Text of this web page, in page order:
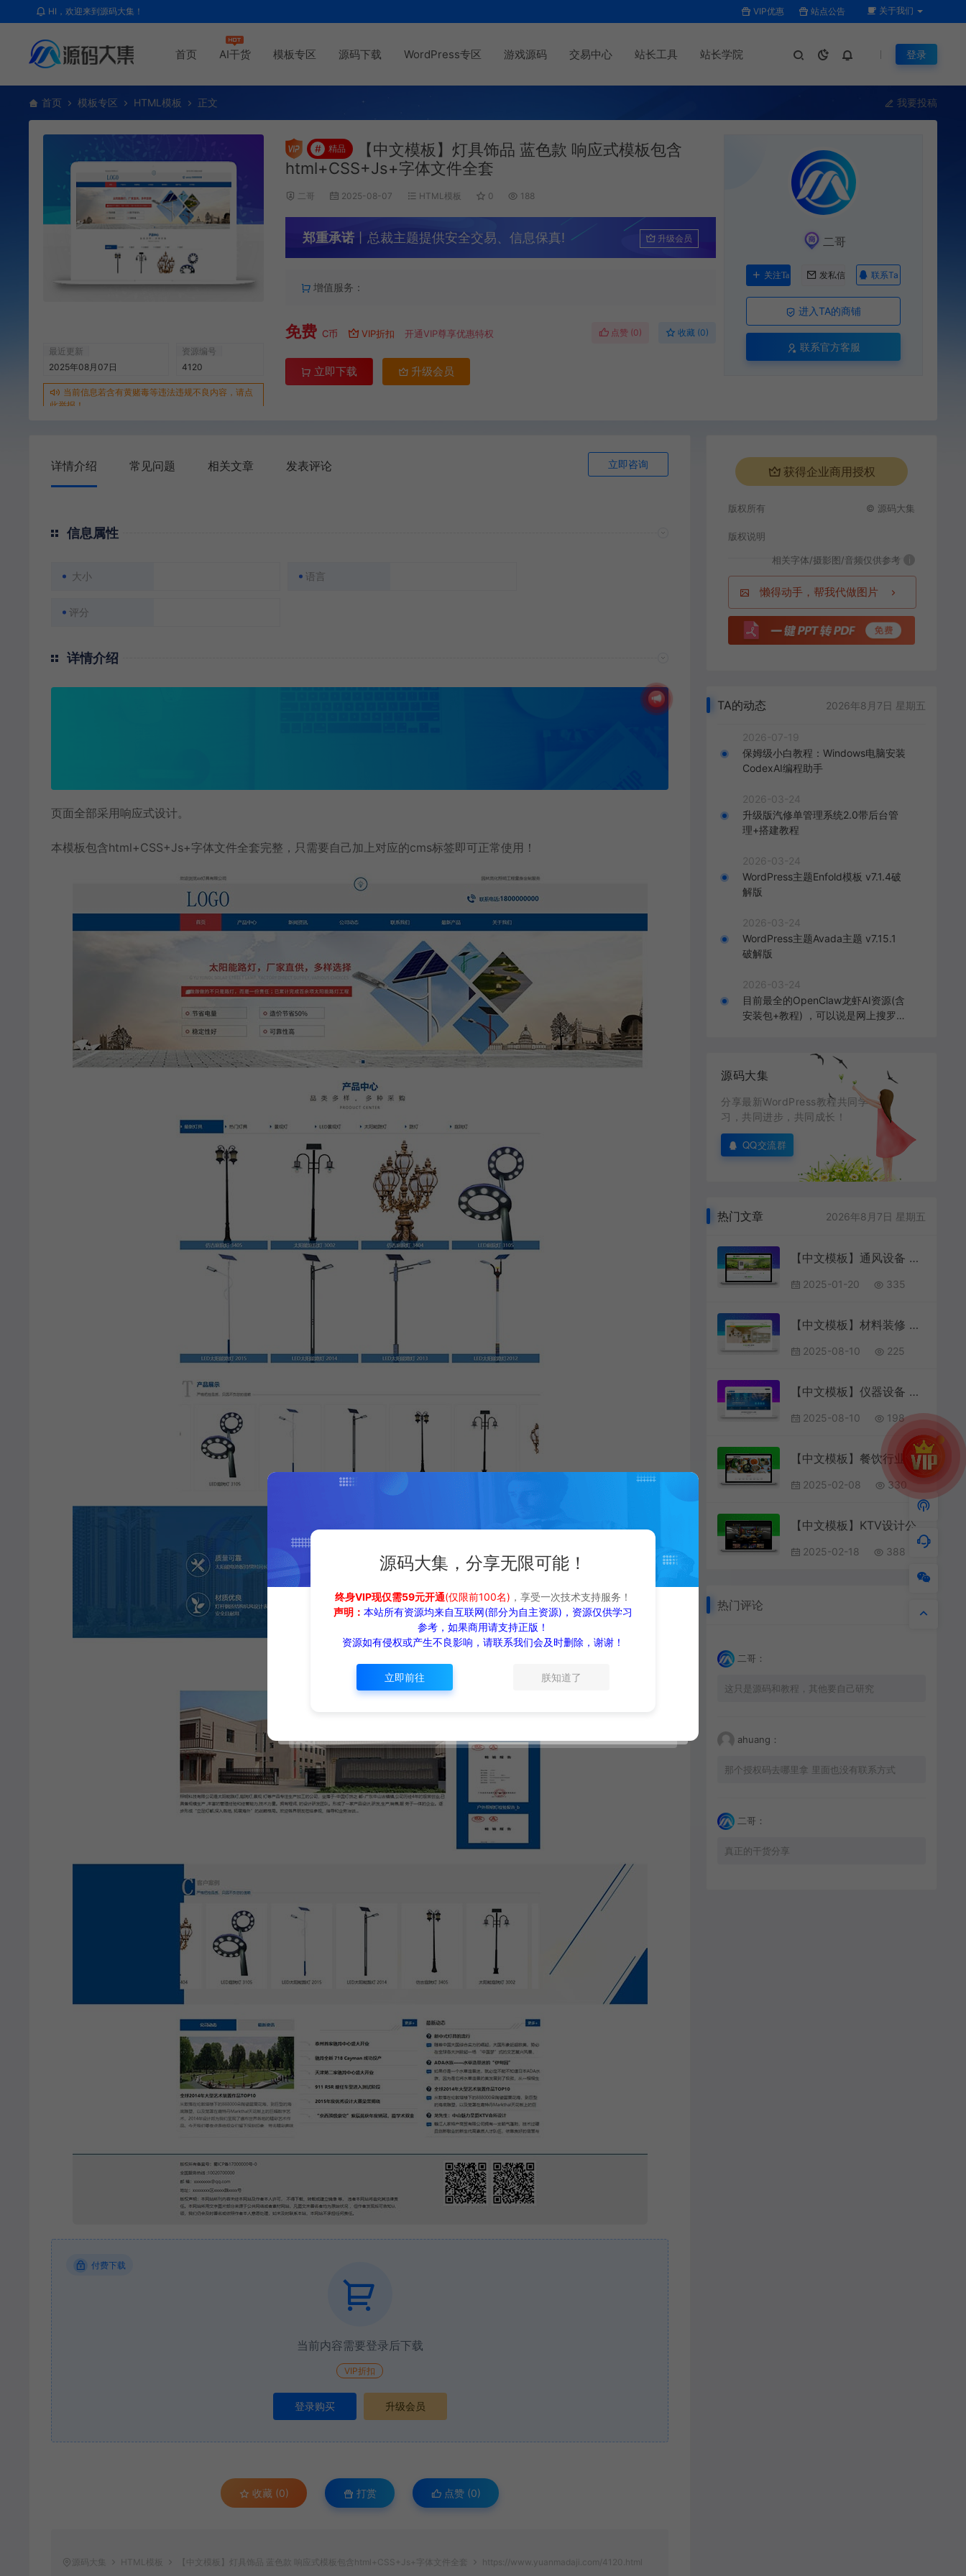
HI，欢迎来到源码大集！ VIP优惠 站点公告 关于我们
首页 AI干货 模板专区 源码下载 WordPress专区 游戏源码 交易中心 站长工具 站长学院 登录
首页 模板专区 HTML模板 正文 我要投稿
最近更新
2025年08月07日
资源编号
4120
当前信息若含有黄赌毒等违法违规不良内容，请点
此举报！
# 精品
【中文模板】灯具饰品 蓝色款 响应式模板包含
html+CSS+Js+字体文件全套
二哥 2025-08-07 HTML模板 0 188
郑重承诺 丨总裁主题提供安全交易、信息保真! 升级会员
增值服务：
免费 C币 VIP折扣 开通VIP尊享优惠特权 点赞 (0) 收藏 (0)
立即下载 升级会员
二哥
关注Ta 发私信 联系Ta
进入TA的商铺
联系官方客服
详情介绍 常见问题 相关文章 发表评论 立即咨询
信息属性
大小 语言
评分
详情介绍
页面全部采用响应式设计。
本模板包含html+CSS+Js+字体文件全套完整，只需要自己加上对应的cms标签即可正常使用！
付费下载
当前内容需要登录后下载
VIP折扣
登录购买 升级会员
收藏 (0) 打赏 点赞 (0)
源码大集 HTML模板 【中文模板】灯具饰品 蓝色款 响应式模板包含html+CSS+Js+字体文件全套 https://www.yuanmadaji.com/4120.html
获得企业商用授权
版权所有 © 源码大集
版权说明
相关字体/摄影图/音频仅供参考 i
懒得动手，帮我代做图片
TA的动态 2026年8月7日 星期五
2026-07-19
保姆级小白教程：Windows电脑安装
CodexAI编程助手
2026-03-24
升级版汽修单管理系统2.0带后台管
理+搭建教程
2026-03-24
WordPress主题Enfold模板 v7.1.4破
解版
2026-03-24
WordPress主题Avada主题 v7.15.1
破解版
2026-03-24
目前最全的OpenClaw龙虾AI资源(含
安装包+教程) ，可以说是网上搜罗的
源码大集
分享最新WordPress教程共同学
习，共同进步，共同成长！
QQ交流群
热门文章 2026年8月7日 星期五
【中文模板】通风设备 浅绿款 响应式模板包
2025-01-20 335
【中文模板】材料装修 绿色款 响应式模板包含html+CSS+Js+字体文件全套
2025-08-10 225
【中文模板】仪器设备 蓝色款 响应式模板包含html+CSS+Js+字体文件全套
2025-08-10 198
【中文模板】餐饮行业 浅粉款 响应式模板
2025-02-08 330
2025-02-18 388
热门评论
二哥：
这只是源码和教程，其他要自己研究
ahuang：
那个授权码去哪里拿 里面也没有联系方式
二哥：
真正的干货分享
源码大集，分享无限可能！
终身VIP现仅需59元开通(仅限前100名) ，享受一次技术支持服务！
声明： 本站所有资源均来自互联网(部分为自主资源)，资源仅供学习
参考，如果商用请支持正版！
资源如有侵权或产生不良影响，请联系我们会及时删除，谢谢！
立即前往 朕知道了